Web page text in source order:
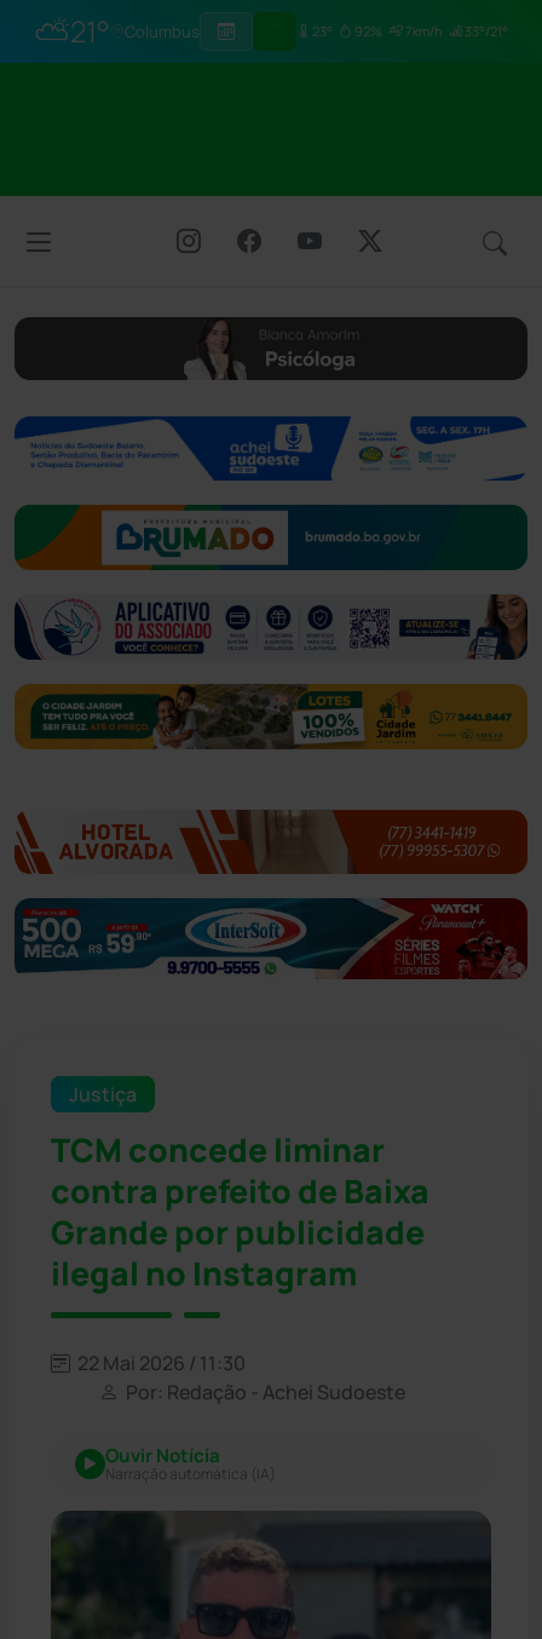
⛅21° Columbus 23° 92% 7km/h 33°/21°
Justiça
TCM concede liminar
contra prefeito de Baixa
Grande por publicidade
ilegal no Instagram
22 Mai 2026 / 11:30
Por: Redação - Achei Sudoeste
Ouvir Notícia
Narração automática (IA)